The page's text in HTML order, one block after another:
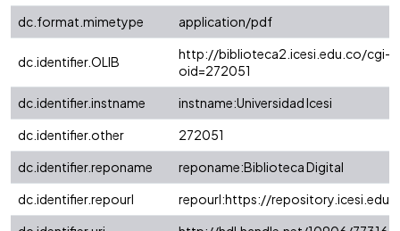
dc.format.mimetype
application/pdf
dc.identifier.OLIB
http://biblioteca2.icesi.edu.co/cgi-
oid=272051
dc.identifier.instname
instname:Universidad Icesi
dc.identifier.other
272051
dc.identifier.reponame
reponame:Biblioteca Digital
dc.identifier.repourl
repourl:https://